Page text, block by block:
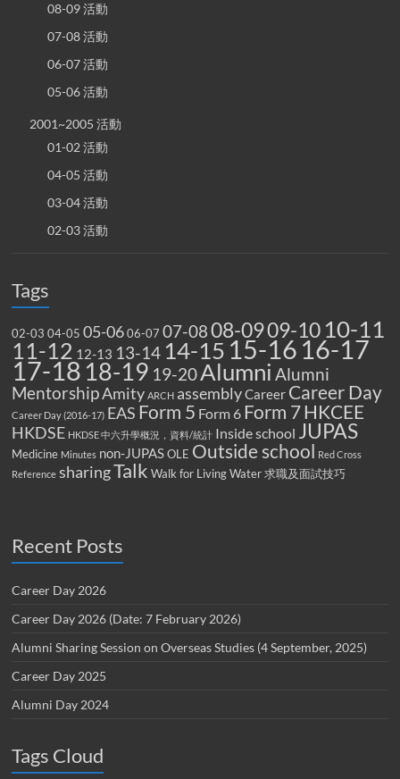
08-09 活動
07-08 活動
06-07 活動
05-06 活動
2001~2005 活動
01-02 活動
04-05 活動
03-04 活動
02-03 活動
Tags
02-03 04-05 05-06 06-07 07-0808-0909-10 10-11
11-12 12-13 13-14 14-15 15-16 16-17
17-18 18-19 19-20Alumni Alumni
MentorshipAmity ARCH assemblyCareer Career Day
Career Day (2016-17) EAS Form 5 Form 6 Form 7HKCEE
HKDSE HKDSE 中六升學概況，資料/統計 Inside school JUPAS
Medicine Minutes non-JUPAS OLE Outside school
Red Cross
Reference sharingTalk Walk for Living Water 求職及面試技巧
Recent Posts
Career Day 2026
Career Day 2026 (Date: 7 February 2026)
Alumni Sharing Session on Overseas Studies (4 September, 2025)
Career Day 2025
Alumni Day 2024
Tags Cloud